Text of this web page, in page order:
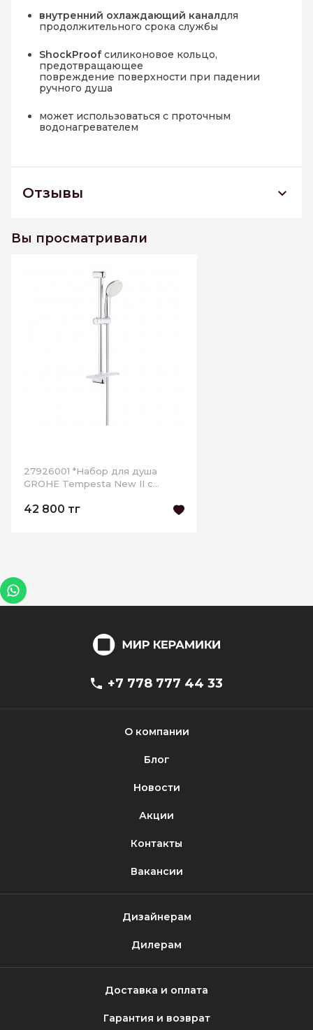
внутренний охлаждающий каналдля
продолжительного срока службы
ShockProof силиконовое кольцо,
предотвращающее
повреждение поверхности при падении
ручного душа
может использоваться с проточным
водонагревателем
Отзывы
Tempesta New II с полочкой, душевая
штанга 600 мм, хром
К этому товару еще нет отзывов. Будьте первым
Написать отзыв
Вы просматривали
27926001 *Набор для душа
GROHE Tempesta New II с
мм, хром
42 800 тг
+7 778 777 44 33
О компании
Блог
Новости
Акции
Контакты
Вакансии
Дизайнерам
Дилерам
Доставка и оплата
Гарантия и возврат